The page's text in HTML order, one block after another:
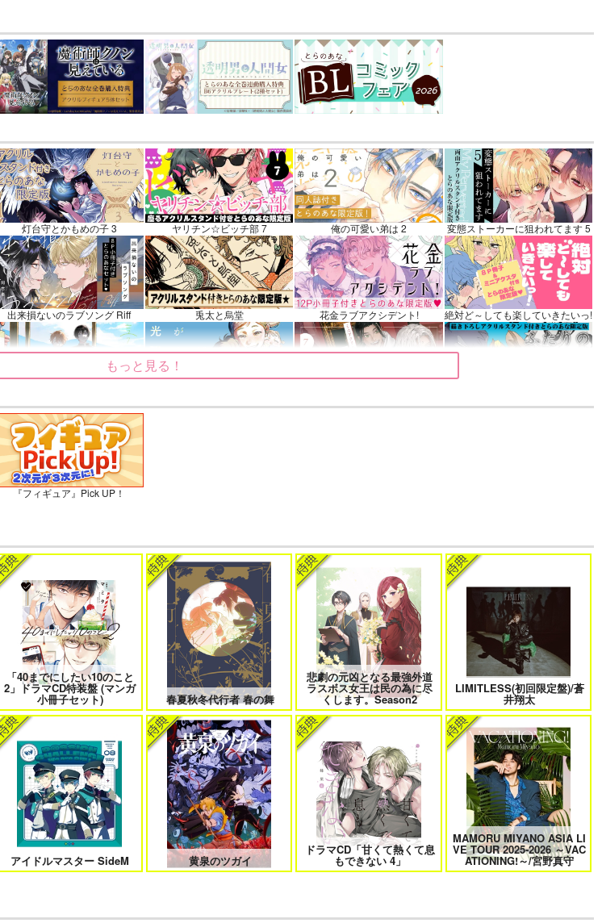
nanka A kanji no title
2,200円（税込）
Fate/Grand Order
インドラ
近藤勇
サンプル カート
ただ声ひとつ
専売 1,430円（税込）
呪術廻戦 夏油傑×五条悟
サンプル 再販希望
灯台守とかもめの子 3 ヤリチン☆ビッチ部 7 俺の可愛い弟は 2 変態ストーカーに狙われてます 5
出来損ないのラブソング Riff 兎太と烏堂 花金ラブアクシデント! 絶対ど～しても楽していきたいっ!
体感予報 2
やらしく躾けて愛してあげる－
Dom／Subユニバース－２
最狂ヤンキーが僕だけに夢中な
件！？
なんかもうあーあって感じ。2 特
装版
僕の愛しいよなさん
好きとおかえり 25時、赤坂で 6 クールぶり男子と激重男子 1 恋のふりして君を呼ぶ
平野と鍵浦 7 せんせいの金曜日 そんなに言うなら抱いてやる ファミレス行こ。 下
夫を味方にする方法 5 甘くて熱くて息もできない 4
北山くんと南谷くん －お付き合い
1年目－&西湖くんと東川くん 1
ふたりよがりなメルティチャーム
1
もっと見る！
『フィギュア』Pick UP！
「40までにしたい10のこと
2」ドラマCD特装盤 (マンガ
小冊子セット) 春夏秋冬代行者 春の舞
悲劇の元凶となる最強外道
ラスボス女王は民の為に尽
くします。Season2
LIMITLESS(初回限定盤)/蒼
井翔太
アイドルマスター SideM 黄泉のツガイ
ドラマCD「甘くて熱くて息
もできない 4」
MAMORU MIYANO ASIA LI
VE TOUR 2025-2026 ～VAC
ATIONING!～/宮野真守